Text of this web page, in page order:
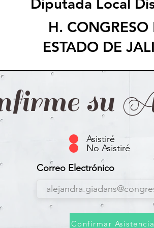
Diputada Local
H. CONGRESO
ESTADO DE
su
Asistiré
No Asistiré
Correo Electrónico
Confirmar Asistencia